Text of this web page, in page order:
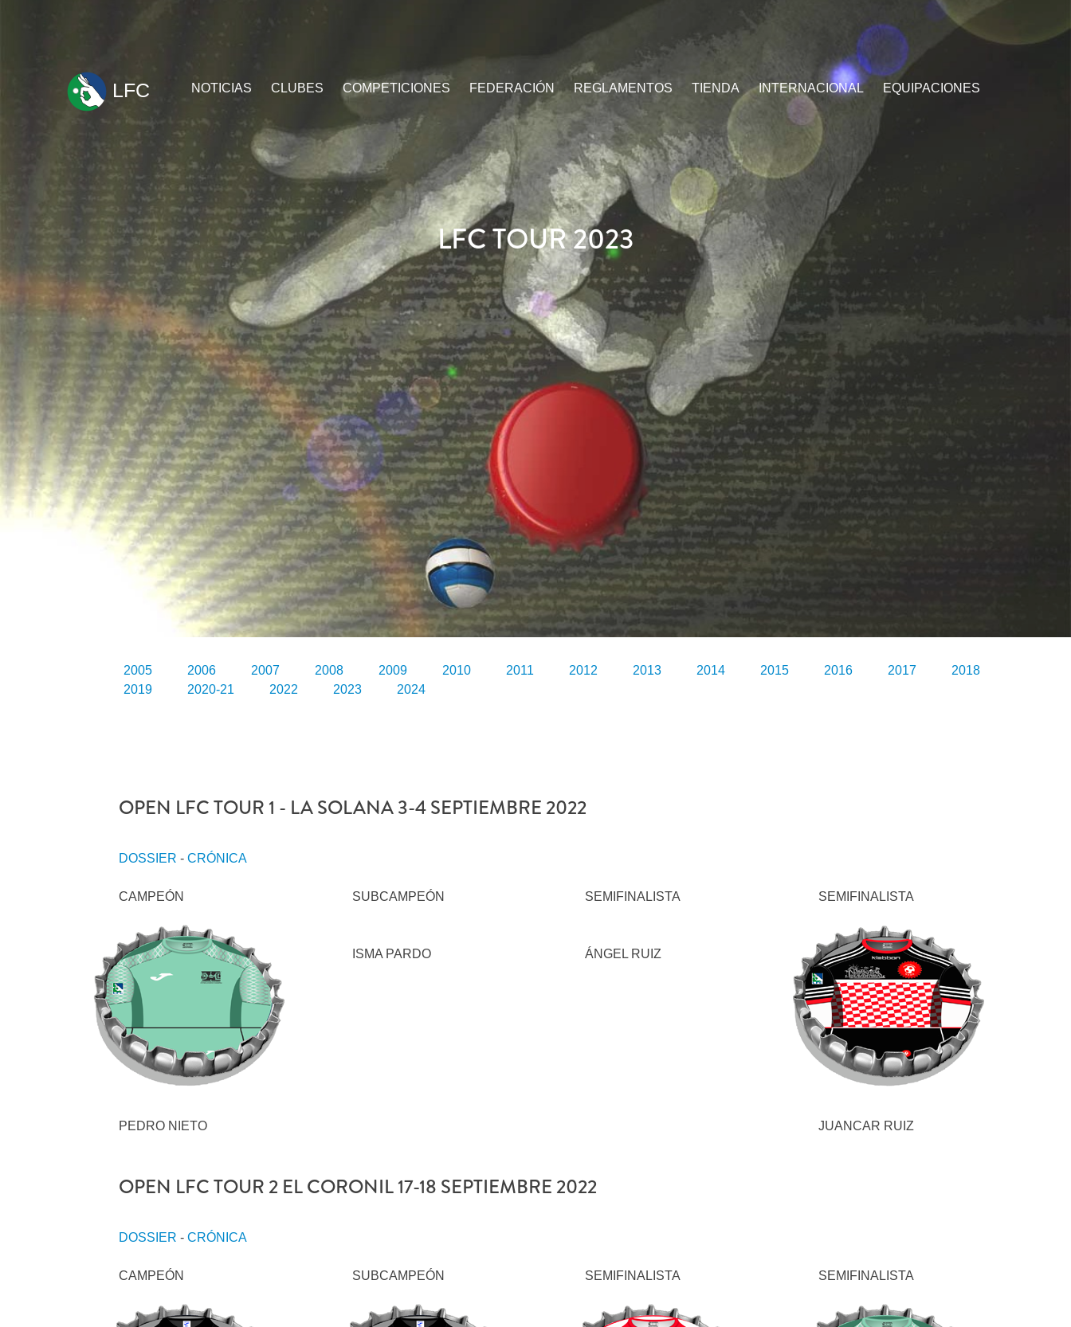
ir
al
contenido
LFC NOTICIAS CLUBES COMPETICIONES FEDERACIÓN REGLAMENTOS TIENDA INTERNACIONAL EQUIPACIONES
LFC TOUR 2023
2005 2006 2007 2008 2009 2010 2011 2012 2013 2014 2015 2016 2017
2018
2019
2020-21 2022 2023 2024
OPEN LFC TOUR 1 - LA SOLANA 3-4 SEPTIEMBRE 2022
DOSSIER - CRÓNICA
CAMPEÓN
PEDRO NIETO
SUBCAMPEÓN
ISMA PARDO
SEMIFINALISTA
ÁNGEL RUIZ
SEMIFINALISTA
JUANCAR RUIZ
OPEN LFC TOUR 2 EL CORONIL 17-18 SEPTIEMBRE 2022
DOSSIER - CRÓNICA
CAMPEÓN SUBCAMPEÓN SEMIFINALISTA SEMIFINALISTA